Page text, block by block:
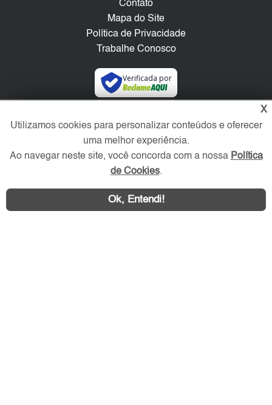
Contato
Mapa do Site
Política de Privacidade
Trabalhe Conosco
Verificada por
Redes Sociais
X
Utilizamos cookies para personalizar conteúdos e oferecer
uma melhor experiência.
Ao navegar neste site, você concorda com a nossa Política
de Cookies.
Ok, Entendi!